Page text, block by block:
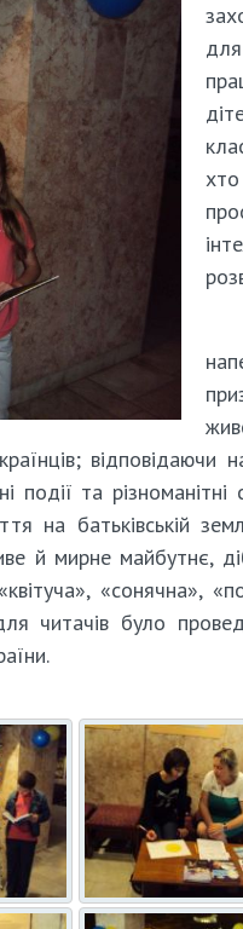
відповідаючи
події та
на батьківській
й мирне майбутнє,
«сонячна»,
читачів було